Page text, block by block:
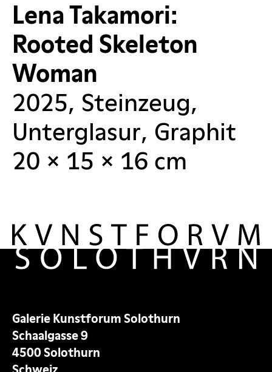
Lena Takamori:
Rooted Skeleton
Woman
2025, Steinzeug,
Unterglasur, Graphit
20 × 15 × 16 cm
Galerie Kunstforum Solothurn
Schaalgasse 9
4500 Solothurn